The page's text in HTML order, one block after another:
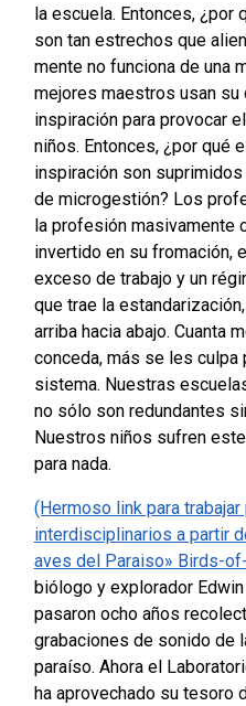
la escuela. Entonces, ¿por
son tan estrechos que
mente no funciona de una
mejores maestros usan su
inspiración para provocar
niños. Entonces, ¿por qué
inspiración son
de microgestión? Los
la profesión masivamente
invertido en su fromación,
exceso de trabajo y un
que trae la
arriba hacia abajo. Cuanta
conceda, más se les
sistema. Nuestras
no sólo son redundantes
Nuestros niños sufren
para nada.
(Hermoso link para
interdisciplinarios a partir
aves del Paraiso» Birds-
biólogo y explorador
pasaron ocho años
grabaciones de sonido de
paraíso. Ahora el
ha aprovechado su tesoro